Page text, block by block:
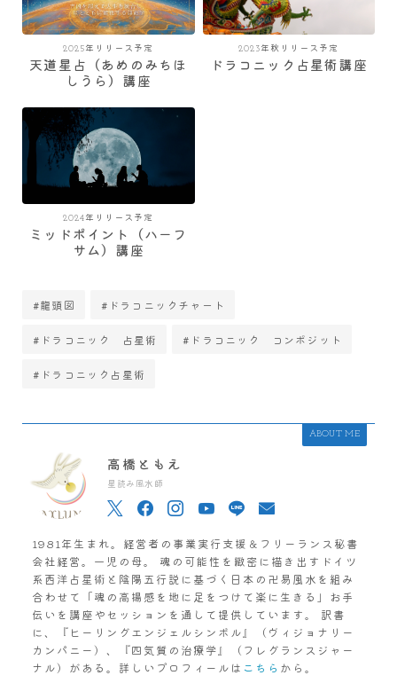
2025年リリース予定
天道星占（あめのみちほ
しうら）講座
2023年秋リリース予定
ドラコニック占星術講座
2024年リリース予定
ミッドポイント（ハーフ
サム）講座
#龍頭図 #ドラコニックチャート
#ドラコニック 占星術 #ドラコニック コンポジット
#ドラコニック占星術
ABOUT ME
高橋ともえ
星読み風水師
1981年生まれ。経営者の事業実行支援＆フリーランス秘書
会社経営。一児の母。 魂の可能性を緻密に描き出すドイツ
系西洋占星術と陰陽五行説に基づく日本の卍易風水を組み
合わせて「魂の高揚感を地に足をつけて楽に生きる」お手
伝いを講座やセッションを通して提供しています。 訳書
に、『ヒーリングエンジェルシンボル』（ヴィジョナリー
カンパニー）、『四気質の治療学』（フレグランスジャー
ナル）がある。詳しいプロフィールは こちら から。